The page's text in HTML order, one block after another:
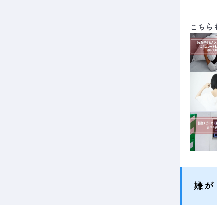
こちら
嫌が